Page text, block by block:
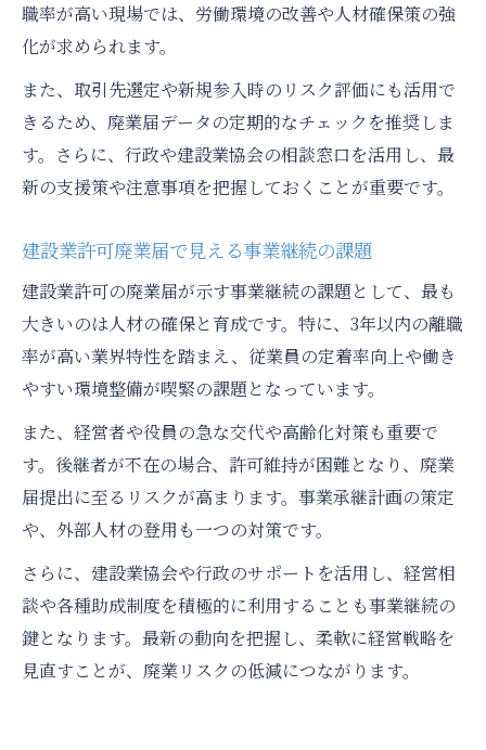
職率が高い現場では、労働環境の改善や人材確保策の強
化が求められます。
また、取引先選定や新規参入時のリスク評価にも活用で
きるため、廃業届データの定期的なチェックを推奨しま
す。さらに、行政や建設業協会の相談窓口を活用し、最
新の支援策や注意事項を把握しておくことが重要です。
建設業許可廃業届で見える事業継続の課題
建設業許可の廃業届が示す事業継続の課題として、最も
大きいのは人材の確保と育成です。特に、3年以内の離職
率が高い業界特性を踏まえ、従業員の定着率向上や働き
やすい環境整備が喫緊の課題となっています。
また、経営者や役員の急な交代や高齢化対策も重要で
す。後継者が不在の場合、許可維持が困難となり、廃業
届提出に至るリスクが高まります。事業承継計画の策定
や、外部人材の登用も一つの対策です。
さらに、建設業協会や行政のサポートを活用し、経営相
談や各種助成制度を積極的に利用することも事業継続の
鍵となります。最新の動向を把握し、柔軟に経営戦略を
見直すことが、廃業リスクの低減につながります。